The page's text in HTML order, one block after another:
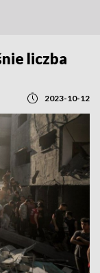
liczba
2023-10-12